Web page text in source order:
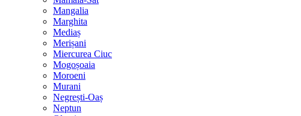
Mangalia
Marghita
Mediaș
Merișani
Miercurea Ciuc
Mogoșoaia
Moroeni
Murani
Negrești-Oaș
Neptun